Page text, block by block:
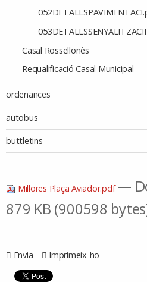
Casal Rossellonès
Requalificació Casal Municipal
ordenances
autobus
buttletins
Millores Plaça Aviador.pdf—
879 KB (900598
Envia Imprimeix-ho